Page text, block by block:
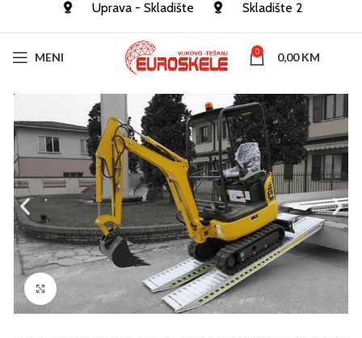
Uprava - Skladište Skladište 2
MENI 0 0,00KM
Click to enlarge